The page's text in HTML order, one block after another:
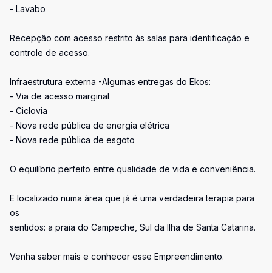
- Lavabo
Recepção com acesso restrito às salas para identificação e
controle de acesso.
Infraestrutura externa -Algumas entregas do Ekos:
- Via de acesso marginal
- Ciclovia
- Nova rede pública de energia elétrica
- Nova rede pública de esgoto
O equilíbrio perfeito entre qualidade de vida e conveniência.
E localizado numa área que já é uma verdadeira terapia para
os
sentidos: a praia do Campeche, Sul da Ilha de Santa Catarina.
Venha saber mais e conhecer esse Empreendimento.